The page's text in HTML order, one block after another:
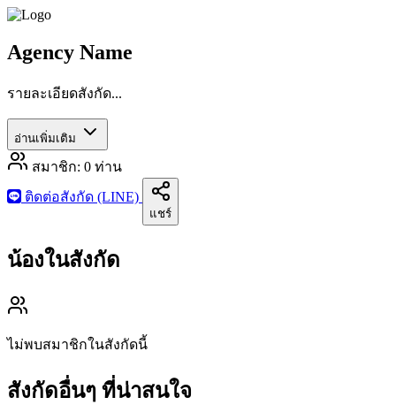
Agency Name
รายละเอียดสังกัด...
อ่านเพิ่มเติม
สมาชิก: 0 ท่าน
ติดต่อสังกัด (LINE)
แชร์
น้องในสังกัด
ไม่พบสมาชิกในสังกัดนี้
สังกัดอื่นๆ ที่น่าสนใจ